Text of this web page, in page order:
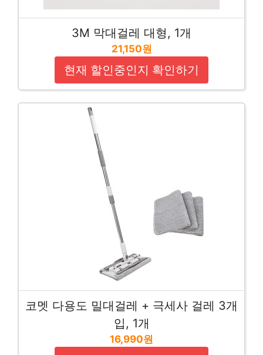
3M 막대걸레 대형, 1개
21,150원
현재 할인중인지 확인하기
코멧 다용도 밀대걸레 + 극세사 걸레 3개
입, 1개
16,990원